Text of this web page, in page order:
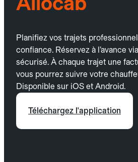
Planifiez vos trajets
confiance. Réservez à l’avance
sécurisé. À chaque trajet une
vous pourrez suivre votre
Disponible sur iOS et Android.
Téléchargez l'application